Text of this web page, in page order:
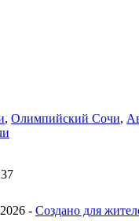
, Олимпийский Сочи,
- Создано для